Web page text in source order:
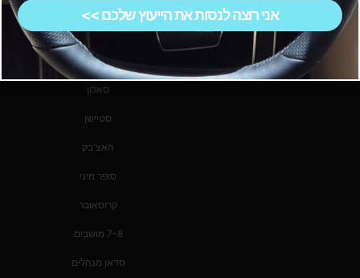
שטח
סדאן
טנדר
סאלון
סטיישן
האצ'בק
סופר מיני
קרוסאובר
7-8 מושבים
סדאן מנהלים
אישי.
אני רוצה לנסות את הייעוץ שלכם >>